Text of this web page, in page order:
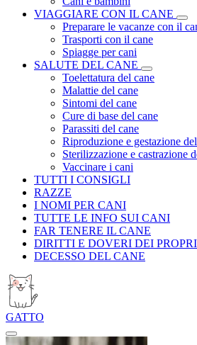
VIAGGIARE CON IL CANE
Preparare le vacanze con il
Trasporti con il cane
Spiagge per cani
SALUTE DEL CANE
Toelettatura del cane
Malattie del cane
Sintomi del cane
Cure di base del cane
Parassiti del cane
Riproduzione e gestazione
Sterilizzazione e castrazione
Vaccinare i cani
TUTTI I CONSIGLI
RAZZE
I NOMI PER CANI
TUTTE LE INFO SUI CANI
FAR TENERE IL CANE
DIRITTI E DOVERI DEI
DECESSO DEL CANE
GATTO